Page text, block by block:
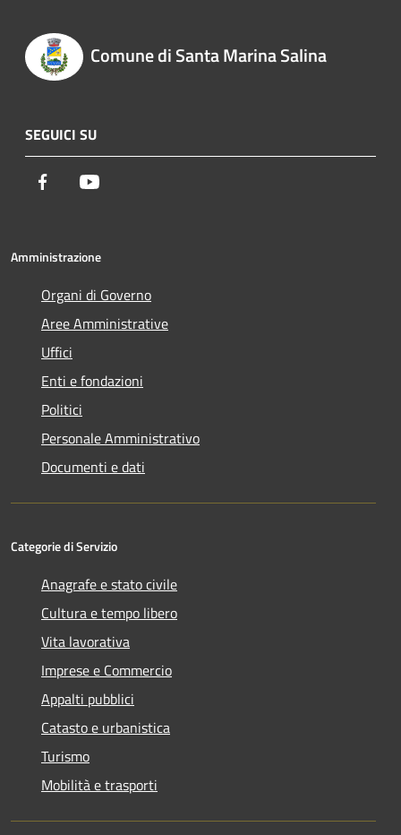
Comune di Santa Marina Salina
SEGUICI SU
Facebook
Amministrazione
Organi di Governo
Aree Amministrative
Uffici
Enti e fondazioni
Politici
Personale Amministrativo
Documenti e dati
Categorie di Servizio
Anagrafe e stato civile
Cultura e tempo libero
Vita lavorativa
Imprese e Commercio
Appalti pubblici
Catasto e urbanistica
Turismo
Mobilità e trasporti